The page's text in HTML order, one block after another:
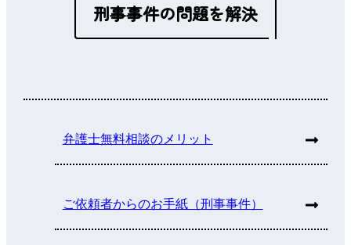
刑事事件の問題を解決
弁護士無料相談のメリット
ご依頼者からのお手紙（刑事事件）